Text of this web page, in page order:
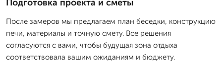
Подготовка проекта и сметы
После замеров мы предлагаем план беседки, конструкцию
печи, материалы и точную смету. Все решения
согласуются с вами, чтобы будущая зона отдыха
соответствовала вашим ожиданиям и бюджету.